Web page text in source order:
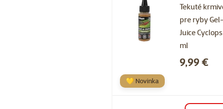
Tekuté
pre ryby
Juice
ml
Cena
9,99 €
💛 Novinka